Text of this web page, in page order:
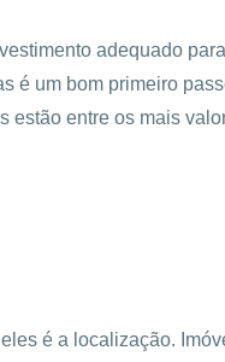
adequado
é um bom primeiro
estão entre os mais
é a localização.